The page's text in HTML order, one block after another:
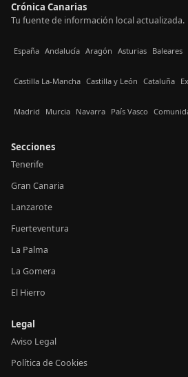
Crónica Canarias
Tu fuente de información local actualizada.
España Andalucía Aragón Asturias Baleares
Castilla La-Mancha Castilla y León Cataluña
Madrid Murcia Navarra País Vasco
Secciones
Tenerife
Gran Canaria
Lanzarote
Fuerteventura
La Palma
La Gomera
El Hierro
Legal
Aviso Legal
Política de Cookies